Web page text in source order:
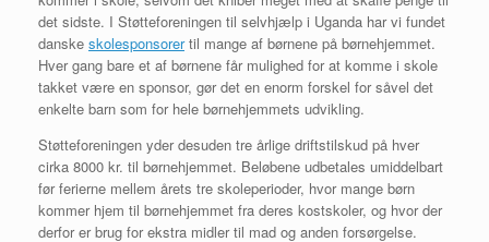
det sidste. I Støtteforeningen til selvhjælp i Uganda har vi fundet
danske skolesponsorertil mange af børnene på børnehjemmet.
Hver gang bare et af børnene får mulighed for at komme i skole
takket være en sponsor, gør det en enorm forskel for såvel det
enkelte barn som for hele børnehjemmets udvikling.
Støtteforeningen yder desuden tre årlige driftstilskud på hver
cirka 8000 kr. til børnehjemmet. Beløbene udbetales umiddelbart
før ferierne mellem årets tre skoleperioder, hvor mange børn
kommer hjem til børnehjemmet fra deres kostskoler, og hvor der
derfor er brug for ekstra midler til mad og anden forsørgelse.